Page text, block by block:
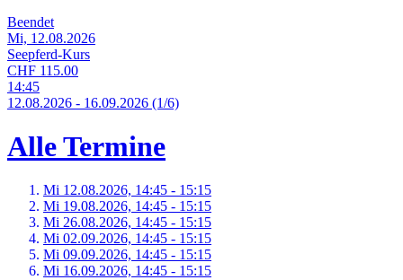
Beendet
Mi, 12.08.2026
Seepferd-Kurs
CHF 115.00
14:45
12.08.2026 - 16.09.2026 (1/6)
Alle Termine
Mi 12.08.2026, 14:45 - 15:15
Mi 19.08.2026, 14:45 - 15:15
Mi 26.08.2026, 14:45 - 15:15
Mi 02.09.2026, 14:45 - 15:15
Mi 09.09.2026, 14:45 - 15:15
Mi 16.09.2026, 14:45 - 15:15